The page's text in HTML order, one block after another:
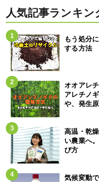
人気記事ランキン
もう処分
する方法
オオアレ
アレチノ
や、発生
高温・乾
い農業へ
び方
気候変動